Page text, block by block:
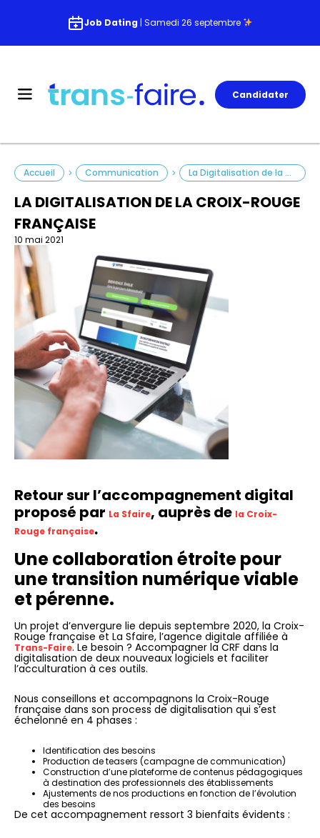
Job Dating | Samedi 26 septembre
Candidater
Accueil > Communication > La Digitalisation de la Croix-Rouge française
LA DIGITALISATION DE LA CROIX-ROUGE
FRANÇAISE
10 mai 2021
Retour sur l’accompagnement digital
proposé par La Sfaire, auprès de la Croix-
Rouge française.
Une collaboration étroite pour
une transition numérique viable
et pérenne.
Un projet d’envergure lie depuis septembre 2020, la Croix-
Rouge française et La Sfaire, l’agence digitale affiliée à
Trans-Faire. Le besoin ? Accompagner la CRF dans la
digitalisation de deux nouveaux logiciels et faciliter
l’acculturation à ces outils.
Nous conseillons et accompagnons la Croix-Rouge
française dans son process de digitalisation qui s’est
échelonné en 4 phases :
Identification des besoins
Production de teasers (campagne de communication)
Construction d’une plateforme de contenus pédagogiques
à destination des professionnels des établissements
Ajustements de nos productions en fonction de l’évolution
des besoins
De cet accompagnement ressort 3 bienfaits évidents :